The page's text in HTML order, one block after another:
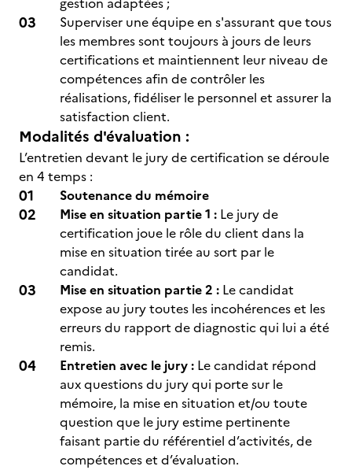
Superviser une équipe en s'assurant que tous
les membres sont toujours à jours de leurs
certifications et maintiennent leur niveau de
compétences afin de contrôler les
réalisations, fidéliser le personnel et assurer la
satisfaction client.
Modalités d'évaluation :
L’entretien devant le jury de certification se déroule
en 4 temps :
Soutenance du mémoire
Mise en situation partie 1 : Le jury de
certification joue le rôle du client dans la
mise en situation tirée au sort par le
candidat.
Mise en situation partie 2 : Le candidat
expose au jury toutes les incohérences et les
erreurs du rapport de diagnostic qui lui a été
remis.
Entretien avec le jury : Le candidat répond
aux questions du jury qui porte sur le
mémoire, la mise en situation et/ou toute
question que le jury estime pertinente
faisant partie du référentiel d’activités, de
compétences et d’évaluation.